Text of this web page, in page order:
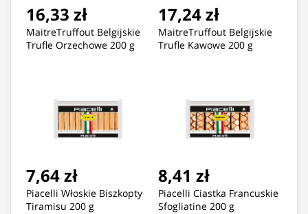
16,33 zł
MaitreTruffout Belgijskie
Trufle Orzechowe 200 g
17,24 zł
MaitreTruffout Belgijskie
Trufle Kawowe 200 g
7,64 zł
Piacelli Włoskie Biszkopty
Tiramisu 200 g
8,41 zł
Piacelli Ciastka Francuskie
Sfogliatine 200 g